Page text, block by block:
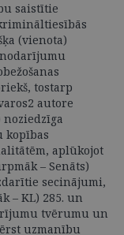
saistītie
(vienota)
tostarp
autore
noziedzīga
kopības
aplūkojot
– Senāts)
secinājumi,
– KL) 285. un
tvērumu un
uzmanību